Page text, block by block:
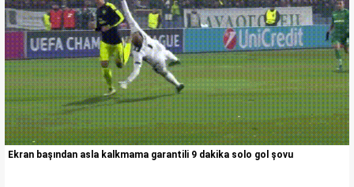
Ekran başından asla kalkmama garantili 9 dakika solo gol şovu